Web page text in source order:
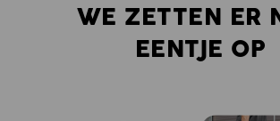
WE ZETTEN ER
EENTJE OP